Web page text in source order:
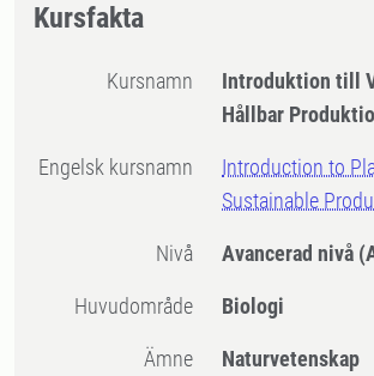
Kursfakta
Kursnamn
Introduktion till
Hållbar
Engelsk kursnamn
Introduction to
Sustainable
Nivå Avancerad nivå
Huvudområde Biologi
Ämne Naturvetenskap